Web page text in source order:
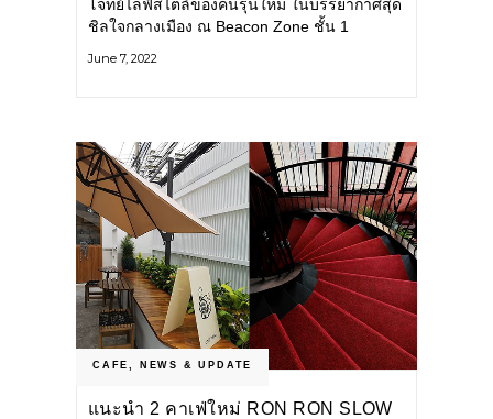
โจทย์ไลฟ์สไตล์ของคนรุ่นใหม่ ในบรรยากาศสุด
ชิลใจกลางเมือง ณ Beacon Zone ชั้น 1
June 7, 2022
CAFE NEWS & UPDATE
แนะนำ 2 คาเฟ่ใหม่ RON RON SLOW